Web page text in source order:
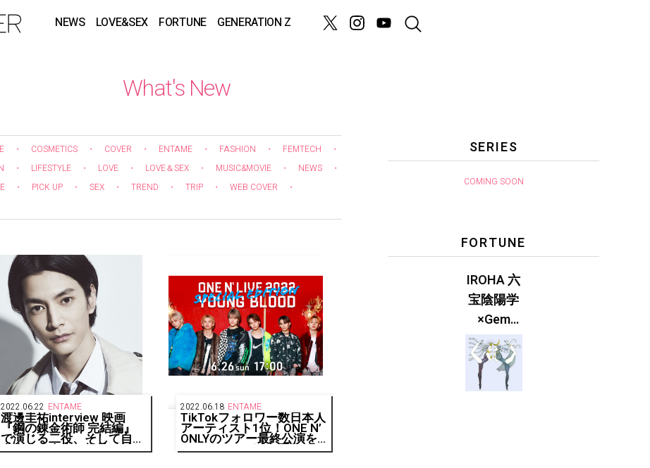
NEWS LOVE&SEX FORTUNE GENERATION Z
What's New
・ COSMETICS ・ COVER ・ ENTAME ・ FASHION ・ FEMTECH
・
・ LIFESTYLE ・ LOVE ・ LOVE＆SEX ・ MUSIC&MOVIE ・ NEWS
・
・ PICK UP ・ SEX ・ TREND ・ TRIP ・ WEB COVER
・
2022.06.22 ENTAME
渡邊圭祐interview 映画
『鋼の錬金術師 完結編』
で演じる二役、そして自分
自身ーー人生の根幹に触れ
2022.06.18 ENTAME
TikTokフォロワー数日本人
アーティスト1位！ONE N’
ONLYのツアー最終公演を
Huluストアで独占配信！
SERIES
COMING SOON
FORTUNE
IROHA 六
宝陰陽学
×Gem
Muse
【GLITTER
2023